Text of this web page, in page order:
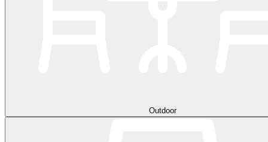
Outdoor